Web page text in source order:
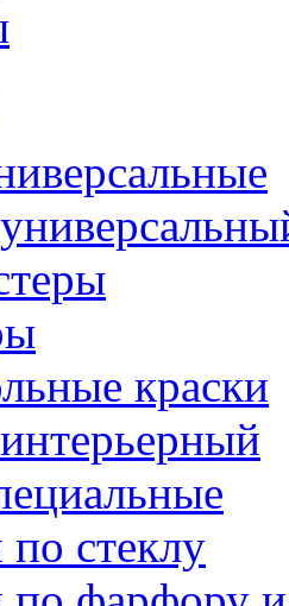
краски
стеклу